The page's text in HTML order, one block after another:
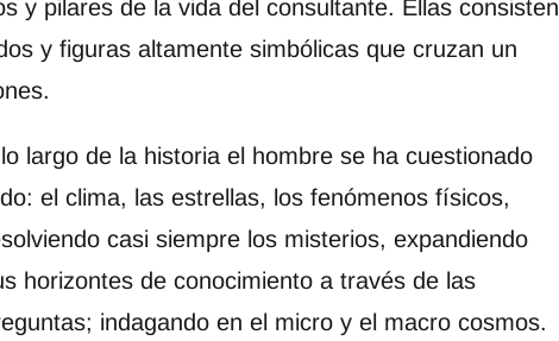
y pilares de la vida del consultante. Ellas consisten
y figuras altamente simbólicas que cruzan un
largo de la historia el hombre se ha cuestionado
el clima, las estrellas, los fenómenos físicos,
casi siempre los misterios, expandiendo
horizontes de conocimiento a través de las
indagando en el micro y el macro cosmos.